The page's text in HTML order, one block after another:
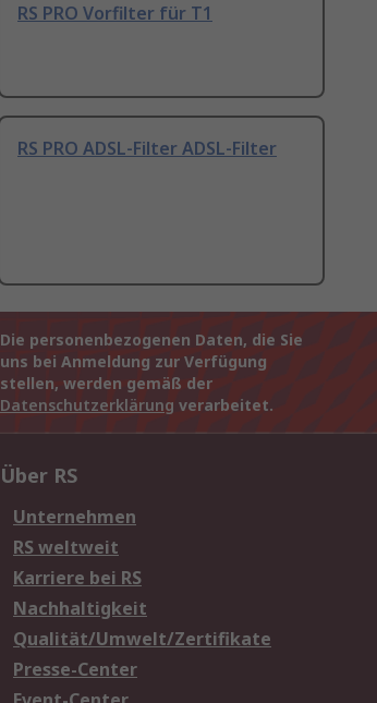
RS PRO Vorfilter für T1
RS PRO ADSL-Filter ADSL-Filter
Die personenbezogenen Daten, die Sie
uns bei Anmeldung zur Verfügung
stellen, werden gemäß der
Datenschutzerklärung verarbeitet.
Über RS
Unternehmen
RS weltweit
Karriere bei RS
Nachhaltigkeit
Qualität/Umwelt/Zertifikate
Presse-Center